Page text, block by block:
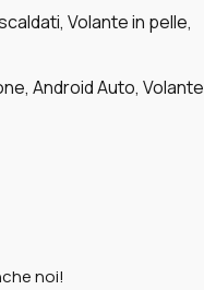
Volante in pelle,
Android Auto, Volante
noi!